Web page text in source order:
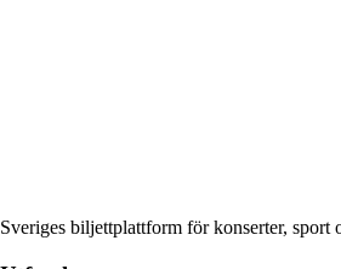
Sveriges biljettplattform för konserter, sport